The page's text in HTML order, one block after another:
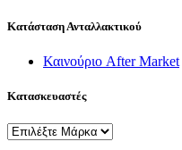
Κατάσταση Ανταλλακτικού
Καινούριο After Market
Κατασκευαστές